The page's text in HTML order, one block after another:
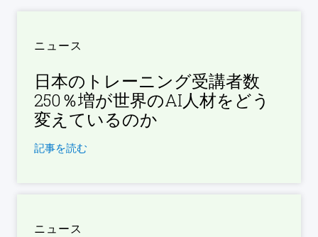
ニュース
日本のトレーニング受講者数
250％増が世界のAI人材をどう
変えているのか
記事を読む
ニュース